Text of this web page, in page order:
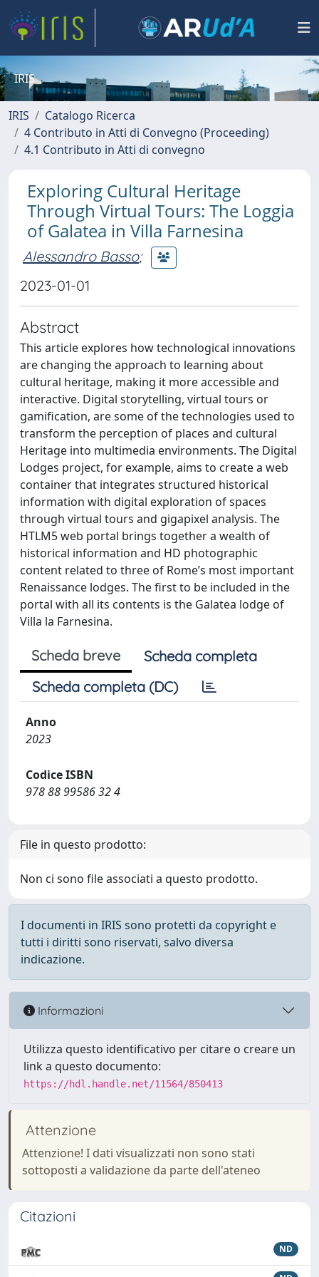
IRIS
IRIS
Catalogo Ricerca
4 Contributo in Atti di Convegno (Proceeding)
4.1 Contributo in Atti di convegno
Exploring Cultural Heritage
Through Virtual Tours: The Loggia
of Galatea in Villa Farnesina
Alessandro Basso;
2023-01-01
Abstract
This article explores how technological innovations
are changing the approach to learning about
cultural heritage, making it more accessible and
interactive. Digital storytelling, virtual tours or
gamification, are some of the technologies used to
transform the perception of places and cultural
Heritage into multimedia environments. The Digital
Lodges project, for example, aims to create a web
container that integrates structured historical
information with digital exploration of spaces
through virtual tours and gigapixel analysis. The
HTLM5 web portal brings together a wealth of
historical information and HD photographic
content related to three of Rome’s most important
Renaissance lodges. The first to be included in the
portal with all its contents is the Galatea lodge of
Villa la Farnesina.
Scheda breve
Scheda completa
Scheda completa (DC)
Anno
2023
Codice ISBN
978 88 99586 32 4
File in questo prodotto:
Non ci sono file associati a questo prodotto.
I documenti in IRIS sono protetti da copyright e
tutti i diritti sono riservati, salvo diversa
indicazione.
Informazioni
Utilizza questo identificativo per citare o creare un
link a questo documento:
https://hdl.handle.net/11564/850413
Attenzione
Attenzione! I dati visualizzati non sono stati
sottoposti a validazione da parte dell'ateneo
Citazioni
ND